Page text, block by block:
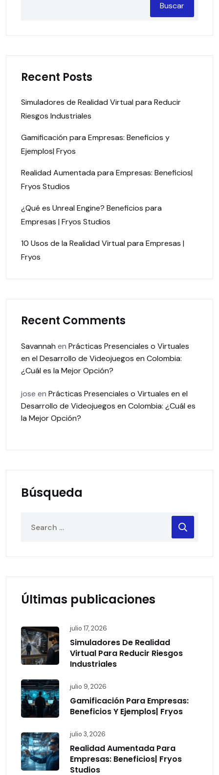
Buscar
Recent Posts
Simuladores de Realidad Virtual para Reducir
Riesgos Industriales
Gamificación para Empresas: Beneficios y
Ejemplos| Fryos
Realidad Aumentada para Empresas: Beneficios|
Fryos Studios
¿Qué es Unreal Engine? Beneficios para
Empresas | Fryos Studios
10 Usos de la Realidad Virtual para Empresas |
Fryos
Recent Comments
Savannah en Prácticas Presenciales o Virtuales
en el Desarrollo de Videojuegos en Colombia:
¿Cuál es la Mejor Opción?
jose en Prácticas Presenciales o Virtuales en el
Desarrollo de Videojuegos en Colombia: ¿Cuál es
la Mejor Opción?
Búsqueda
Últimas publicaciones
julio 17, 2026
Simuladores De Realidad
Virtual Para Reducir Riesgos
Industriales
julio 9, 2026
Gamificación Para Empresas:
Beneficios Y Ejemplos| Fryos
julio 3, 2026
Realidad Aumentada Para
Empresas: Beneficios| Fryos
Studios